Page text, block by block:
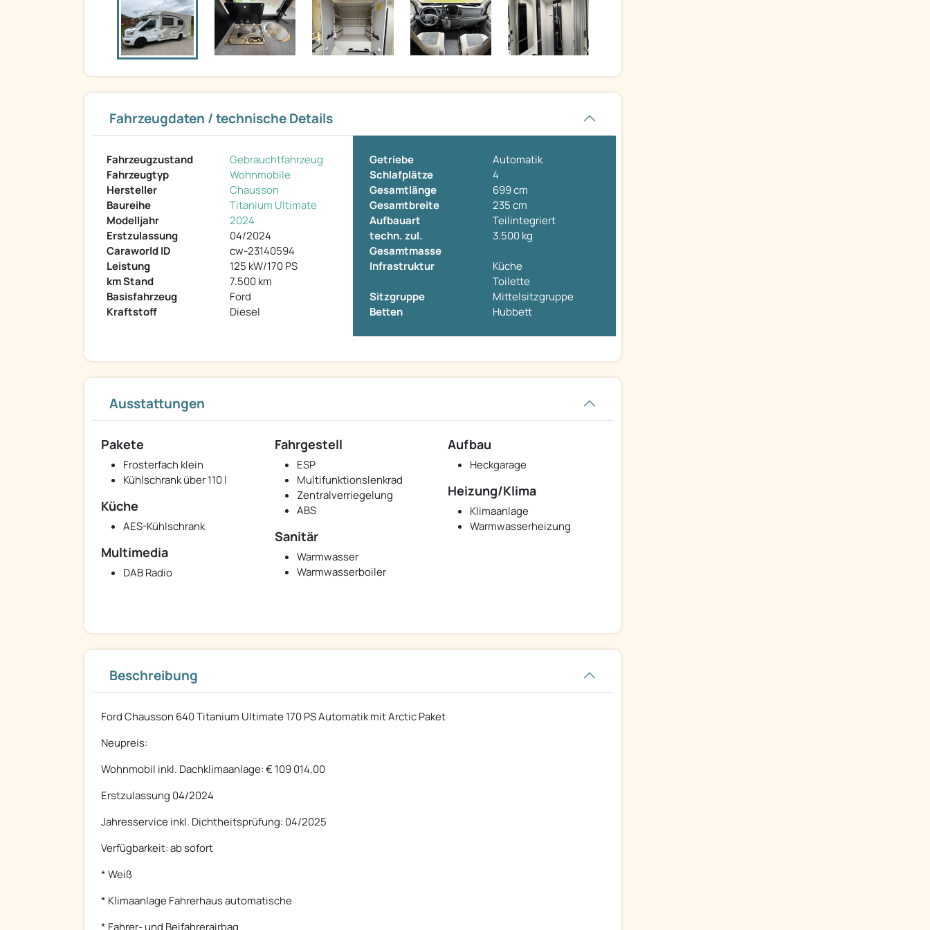
Fahrzeugdaten / technische Details
Fahrzeugzustand
Gebrauchtfahrzeug
Fahrzeugtyp
Wohnmobile
Hersteller
Chausson
Baureihe
Titanium Ultimate
Modelljahr
2024
Erstzulassung
04/2024
Caraworld ID
cw-23140594
Leistung
125 kW/170 PS
km Stand
7.500 km
Basisfahrzeug
Ford
Kraftstoff
Diesel
Getriebe
Automatik
Schlafplätze
4
Gesamtlänge
699 cm
Gesamtbreite
235 cm
Aufbauart
Teilintegriert
techn. zul.
Gesamtmasse
3.500 kg
Infrastruktur
Küche
Toilette
Sitzgruppe
Mittelsitzgruppe
Betten
Hubbett
Ausstattungen
Pakete
Frosterfach klein
Kühlschrank über 110 l
Fahrgestell
ESP
Multifunktionslenkrad
Zentralverriegelung
ABS
Aufbau
Heckgarage
Heizung/Klima
Klimaanlage
Warmwasserheizung
Küche
AES-Kühlschrank
Sanitär
Warmwasser
Warmwasserboiler
Multimedia
DAB Radio
Beschreibung
Ford Chausson 640 Titanium Ultimate 170 PS Automatik mit Arctic Paket
Neupreis:
Wohnmobil inkl. Dachklimaanlage: € 109 014,00
Erstzulassung 04/2024
Jahresservice inkl. Dichtheitsprüfung: 04/2025
Verfügbarkeit: ab sofort
* Weiß
* Klimaanlage Fahrerhaus automatische
* Fahrer- und Beifahrerairbag